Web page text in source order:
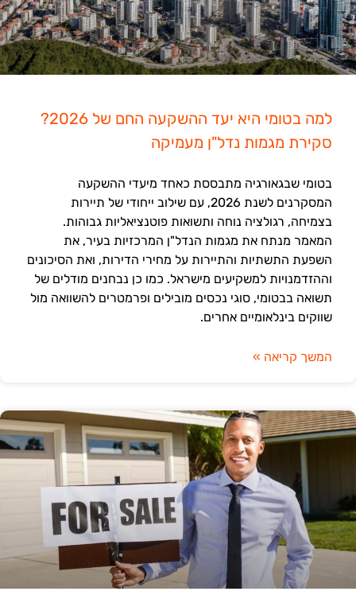
למה בטומי היא יעד ההשקעה החם של 2026?
סקירת מגמות נדל"ן מעמיקה
בטומי שבגאורגיה מתבססת כאחד מיעדי ההשקעה
המסקרנים לשנת 2026, עם שילוב ייחודי של תיירות
בצמיחה, רגולציה נוחה ותשואות פוטנציאליות גבוהות.
המאמר מנתח את מגמות הנדל"ן המרכזיות בעיר, את
השפעת התשתיות והתיירות על מחירי הדירות, ואת הסיכונים
וההזדמנויות למשקיעים מישראל. כמו כן נבחנים מודלים של
תשואה בבטומי, סוגי נכסים מובילים ופרמטרים להשוואה מול
שווקים בינלאומיים אחרים.
המשך קריאה »